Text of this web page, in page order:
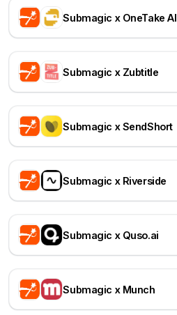
Submagic x OneTake AI
Submagic x Zubtitle
Submagic x SendShort
Submagic x Riverside
Submagic x Quso.ai
Submagic x Munch